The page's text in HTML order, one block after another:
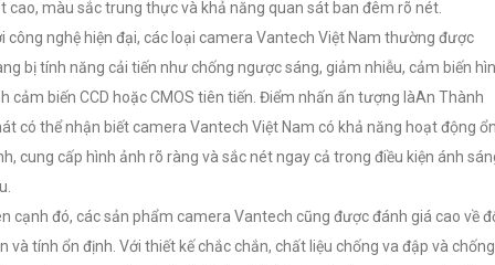
cao, màu sắc trung thực và khả năng quan sát ban đêm rõ nét.
công nghệ hiện đại, các loại camera Vantech Việt Nam thường được
bị tính năng cải tiến như chống ngược sáng, giảm nhiễu, cảm biến
cảm biến CCD hoặc CMOS tiên tiến. Điểm nhấn ấn tượng làAn Thành
có thể nhận biết camera Vantech Việt Nam có khả năng hoạt động
cung cấp hình ảnh rõ ràng và sắc nét ngay cả trong điều kiện ánh
cạnh đó, các sản phẩm camera Vantech cũng được đánh giá cao về
và tính ổn định. Với thiết kế chắc chắn, chất liệu chống va đập và chống